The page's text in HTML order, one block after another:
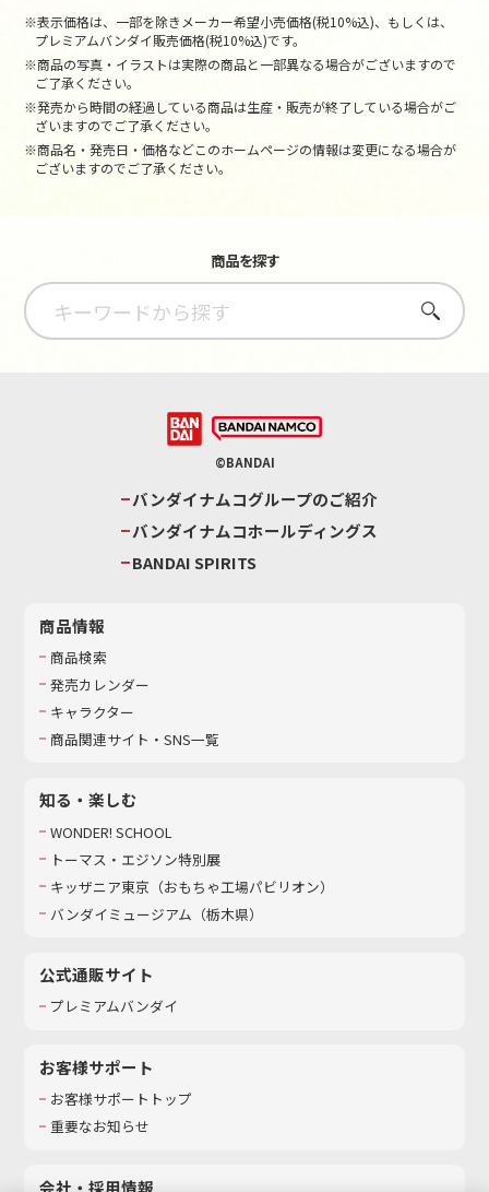
※表示価格は、一部を除きメーカー希望小売価格(税10%込)、もしくは、
プレミアムバンダイ販売価格(税10%込)です。
※商品の写真・イラストは実際の商品と一部異なる場合がございますので
ご了承ください。
※発売から時間の経過している商品は生産・販売が終了している場合がご
ざいますのでご了承ください。
※商品名・発売日・価格などこのホームページの情報は変更になる場合が
ございますのでご了承ください。
商品を探す
さがす
©BANDAI
バンダイナムコグループのご紹介
バンダイナムコホールディングス
BANDAI SPIRITS
商品情報
商品検索
発売カレンダー
キャラクター
商品関連サイト・SNS一覧
知る・楽しむ
WONDER! SCHOOL
トーマス・エジソン特別展
キッザニア東京（おもちゃ工場パビリオン）​
バンダイミュージアム（栃木県）
公式通販サイト
プレミアムバンダイ
お客様サポート
お客様サポートトップ
重要なお知らせ
会社・採用情報